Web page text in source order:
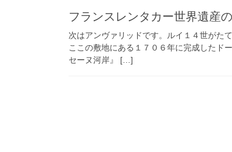
フランスレンタカー世界遺産
次はアンヴァリッドです。ルイ１４世がた
ここの敷地にある１７０６年に完成したド
セーヌ河岸』 […]